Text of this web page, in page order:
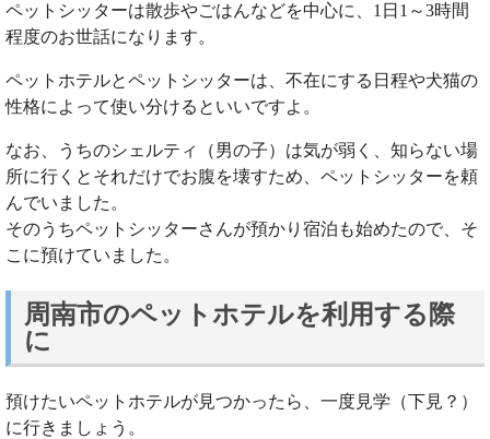
ペットシッターは散歩やごはんなどを中心に、1日1～3時間
程度のお世話になります。
ペットホテルとペットシッターは、不在にする日程や犬猫の
性格によって使い分けるといいですよ。
なお、うちのシェルティ（男の子）は気が弱く、知らない場
所に行くとそれだけでお腹を壊すため、ペットシッターを頼
んでいました。
そのうちペットシッターさんが預かり宿泊も始めたので、そ
こに預けていました。
周南市のペットホテルを利用する際
に
預けたいペットホテルが見つかったら、一度見学（下見？）
に行きましょう。